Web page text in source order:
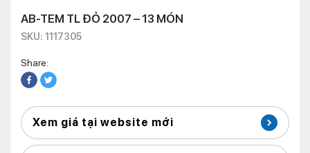
AB-TEM TL ĐỎ 2007 – 13 MÓN
SKU: 1117305
Share:
Xem giá tại website mới